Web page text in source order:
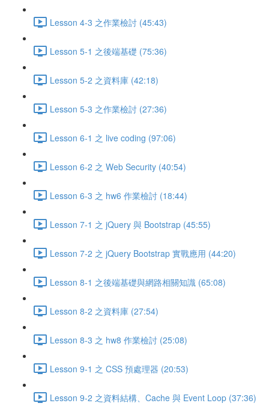
Lesson 4-3 之作業檢討 (45:43)
Lesson 5-1 之後端基礎 (75:36)
Lesson 5-2 之資料庫 (42:18)
Lesson 5-3 之作業檢討 (27:36)
Lesson 6-1 之 live coding (97:06)
Lesson 6-2 之 Web Security (40:54)
Lesson 6-3 之 hw6 作業檢討 (18:44)
Lesson 7-1 之 jQuery 與 Bootstrap (45:55)
Lesson 7-2 之 jQuery Bootstrap 實戰應用 (44:20)
Lesson 8-1 之後端基礎與網路相關知識 (65:08)
Lesson 8-2 之資料庫 (27:54)
Lesson 8-3 之 hw8 作業檢討 (25:08)
Lesson 9-1 之 CSS 預處理器 (20:53)
Lesson 9-2 之資料結構、Cache 與 Event Loop (37:36)